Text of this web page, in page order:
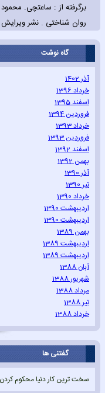
برگرفته از : ساعتچی.
روان شناختی . نشر ویرایش .
گاه نوشت
آذر 1402
خرداد 1396
اسفند 1395
فروردین 1394
خرداد 1393
فروردین 1393
اسفند 1392
بهمن 1392
آذر 1390
تیر 1390
خرداد 1390
اردیبهشت 1390
اردیبهشت 1390
بهمن 1389
اردیبهشت 1389
اردیبهشت 1389
آبان 1388
شهریور 1388
مرداد 1388
تیر 1388
خرداد 1388
گفتنی ها
سخت ترین کار دنیا محکوم